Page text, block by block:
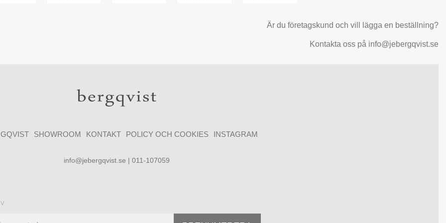
Är du företagskund och vill lägga en beställning?
Kontakta oss på info@jebergqvist.se
SHOWROOM KONTAKT POLICY OCH COOKIES INSTAGRAM
info@jebergqvist.se | 011-107059